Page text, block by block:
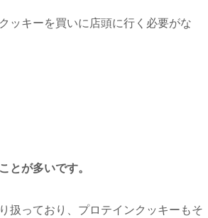
ッキーを買いに店頭に行く必要がな
とが多いです。
扱っており、プロテインクッキーもそ